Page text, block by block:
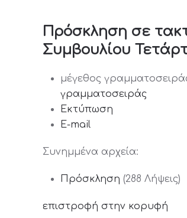
Πρόσκληση σε
Συμβουλίου
μέγεθος
γραμματοσειράς
Εκτύπωση
E-mail
Συνημμένα αρχεία:
Πρόσκληση (288 Λήψεις)
επιστροφή στην κορυφή